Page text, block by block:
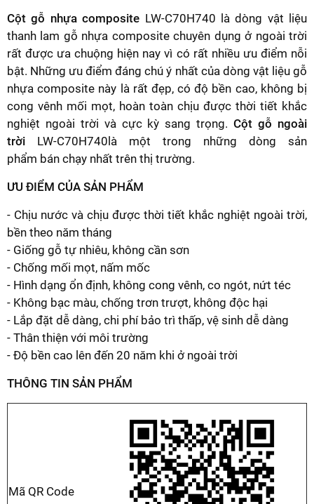
Cột gỗ nhựa composite LW-C70H740 là dòng vật liệu
thanh lam gỗ nhựa composite chuyên dụng ở ngoài trời
rất được ưa chuộng hiện nay vì có rất nhiều ưu điểm nỗi
bật. Những ưu điểm đáng chú ý nhất của dòng vật liệu gỗ
nhựa composite này là rất đẹp, có độ bền cao, không bị
cong vênh mối mọt, hoàn toàn chịu được thời tiết khắc
nghiệt ngoài trời và cực kỳ sang trọng.Cột gỗ ngoài
trời LW-C70H740là một trong những dòng sản
phẩm bán chạy nhất trên thị trường.
ƯU ĐIỂM CỦA SẢN PHẨM
- Chịu nước và chịu được thời tiết khắc nghiệt ngoài trời,
bền theo năm tháng
- Giống gỗ tự nhiêu, không cần sơn
- Chống mối mọt, nấm mốc
- Hình dạng ổn định, không cong vênh, co ngót, nứt téc
- Không bạc màu, chống trơn trượt, không độc hại
- Lắp đặt dễ dàng, chi phí bảo trì thấp, vệ sinh dễ dàng
- Thân thiện với môi trường
- Độ bền cao lên đến 20 năm khi ở ngoài trời
THÔNG TIN SẢN PHẨM
Mã QR Code